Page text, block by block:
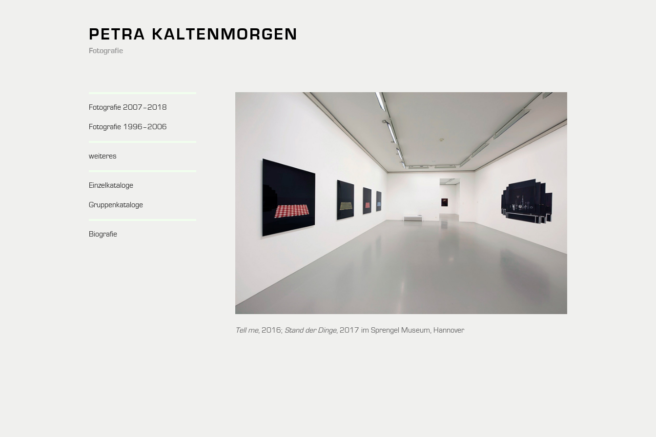
PETRA KALTENMORGEN
Fotografie
Tell me, 2016; Stand der Dinge, 2017 im Sprengel Museum, Hannover
Fotografie 2007–2018
Fotografie 1996–2006
weiteres
Einzelkataloge
Gruppenkataloge
Biografie